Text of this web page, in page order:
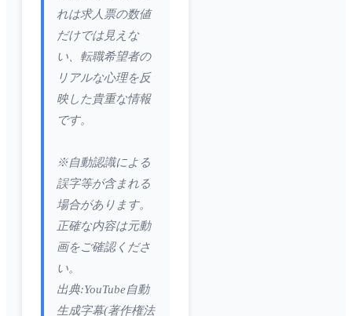
れは求人票の数値
だけでは見えな
い、転職希望者の
リアルな心理を反
映した貴重な情報
です。
※自動認識による
誤字等が含まれる
場合があります。
正確な内容は元動
画をご確認くださ
い。
出典:YouTube自動
生成字幕(著作権法